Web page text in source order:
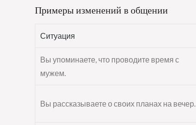
Примеры изменений в общении
Ситуация
Вы упоминаете, что проводите время с
мужем.
Вы рассказываете о своих планах на вечер.